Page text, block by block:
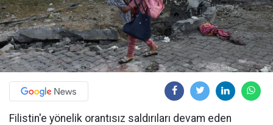
Filistin'e yönelik orantısız saldırıları devam eden